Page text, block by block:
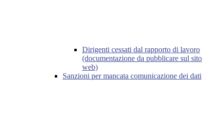
Dirigenti cessati dal rapporto di lavoro
(documentazione da pubblicare sul sito
web)
Sanzioni per mancata comunicazione dei dati